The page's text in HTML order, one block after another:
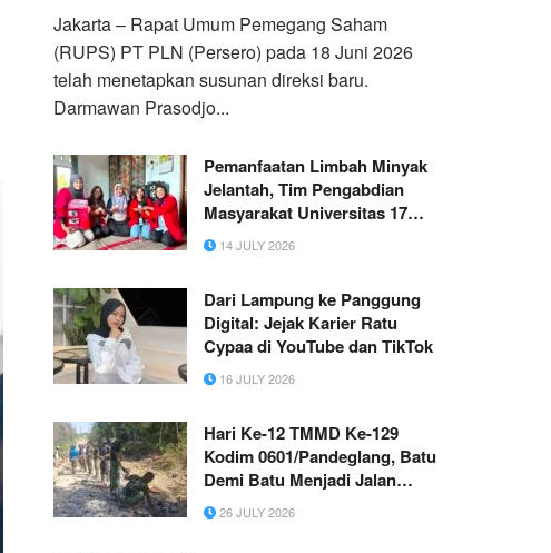
Jakarta – Rapat Umum Pemegang Saham
(RUPS) PT PLN (Persero) pada 18 Juni 2026
telah menetapkan susunan direksi baru.
Darmawan Prasodjo...
Pemanfaatan Limbah Minyak
Jelantah, Tim Pengabdian
Masyarakat Universitas 17
Agustus 1945 Surabaya
Demonstrasikan Pembuatan
Kerupuk
14 JULY 2026
Dari Lampung ke Panggung
Digital: Jejak Karier Ratu
Cypaa di YouTube dan TikTok
16 JULY 2026
Hari Ke-12 TMMD Ke-129
Kodim 0601/Pandeglang, Batu
Demi Batu Menjadi Jalan
Harapan Warga Patia
26 JULY 2026